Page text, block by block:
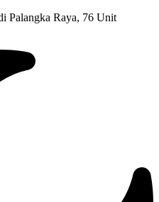
Palangka Raya, 76 Unit